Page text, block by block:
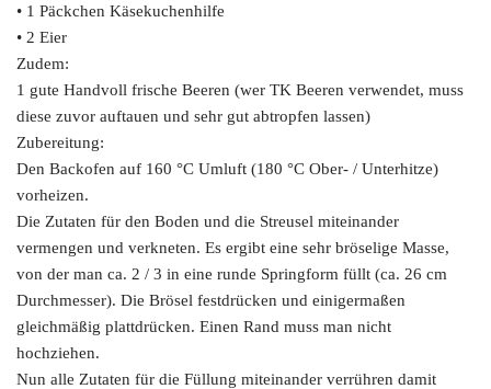
• 1 Päckchen Käsekuchenhilfe
• 2 Eier
Zudem:
1 gute Handvoll frische Beeren (wer TK Beeren verwendet, muss
diese zuvor auftauen und sehr gut abtropfen lassen)
Zubereitung:
Den Backofen auf 160 °C Umluft (180 °C Ober- / Unterhitze)
vorheizen.
Die Zutaten für den Boden und die Streusel miteinander
vermengen und verkneten. Es ergibt eine sehr bröselige Masse,
von der man ca. 2 / 3 in eine runde Springform füllt (ca. 26 cm
Durchmesser). Die Brösel festdrücken und einigermaßen
gleichmäßig plattdrücken. Einen Rand muss man nicht
hochziehen.
Nun alle Zutaten für die Füllung miteinander verrühren damit